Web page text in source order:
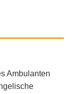
Ambulanten